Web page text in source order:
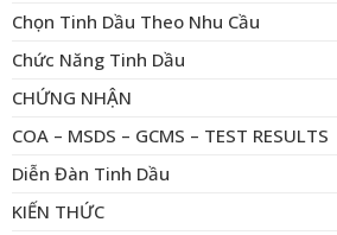
Chọn Tinh Dầu Theo Nhu Cầu
Chức Năng Tinh Dầu
CHỨNG NHẬN
COA – MSDS – GCMS – TEST RESULTS
Diễn Đàn Tinh Dầu
KIẾN THỨC